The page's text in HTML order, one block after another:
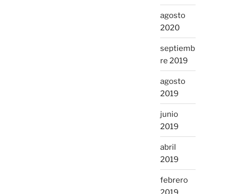
agosto
2020
septiemb
re 2019
agosto
2019
junio
2019
abril
2019
febrero